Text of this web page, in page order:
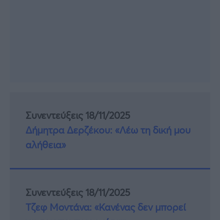
Συνεντεύξεις 18/11/2025
Δήμητρα Δερζέκου: «Λέω τη δική μου
αλήθεια»
Συνεντεύξεις 18/11/2025
Τζεφ Μοντάνα: «Κανένας δεν μπορεί